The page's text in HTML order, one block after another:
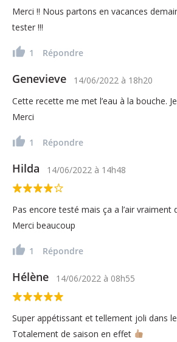
Merci !! Nous partons en vacances
tester !!!
1 Répondre
Genevieve 14/06/2022 à 18h20
Cette recette me met l’eau à la bouche.
Merci
1 Répondre
Hilda 14/06/2022 à 14h48
Pas encore testé mais ça a l’air vraiment
Merci beaucoup
1 Répondre
Hélène 14/06/2022 à 08h55
Super appétissant et tellement joli dans
Totalement de saison en effet